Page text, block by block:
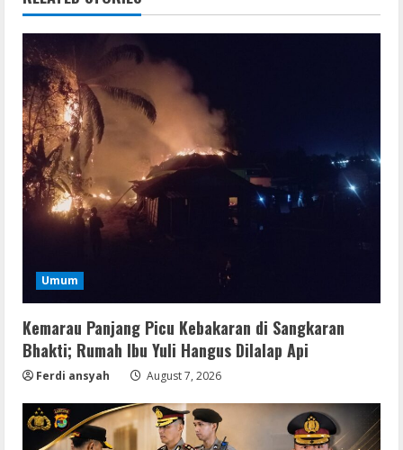
Umum
Kemarau Panjang Picu Kebakaran di Sangkaran
Bhakti; Rumah Ibu Yuli Hangus Dilalap Api
Ferdi ansyah August 7, 2026